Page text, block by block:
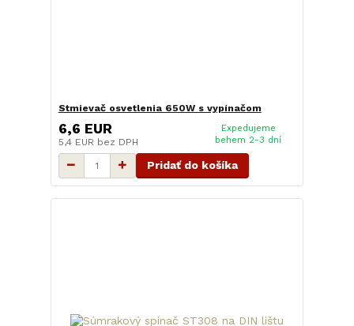
Stmievač osvetlenia 650W s vypínačom
6,6 EUR
5,4 EUR bez DPH
Expedujeme
behem 2-3 dní
Pridať do košíka